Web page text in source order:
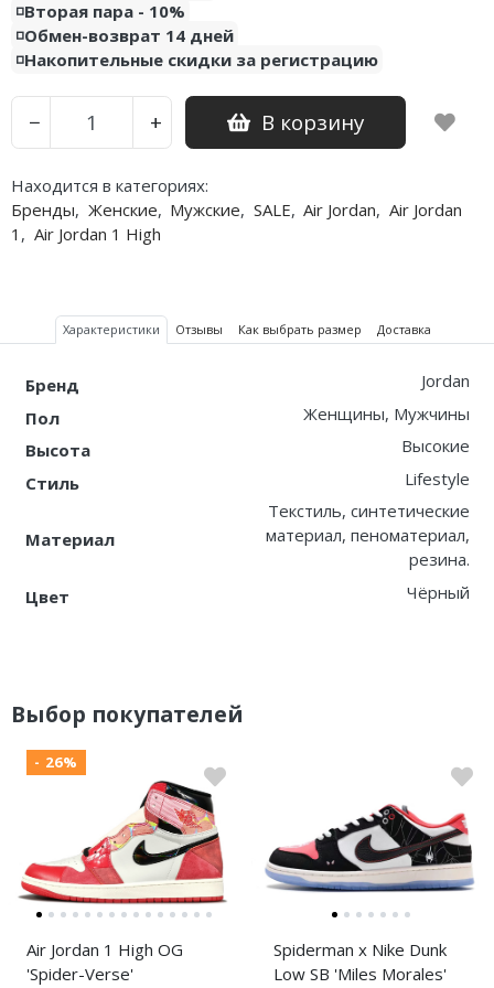
◽️Вторая пара - 10%
◽️Обмен-возврат 14 дней
◽️Накопительные скидки за регистрацию
− + В корзину
Находится в категориях:
Бренды, Женские, Мужские, SALE, Air Jordan, Air Jordan
1 , Air Jordan 1 High
Характеристики Отзывы Как выбрать размер Доставка
Бренд
Jordan
Пол
Женщины, Мужчины
Высота
Высокие
Стиль
Lifestyle
Материал
Текстиль, синтетические
материал, пеноматериал,
резина.
Цвет
Чёрный
Выбор покупателей
- 26%
Air Jordan 1 High OG
'Spider-Verse'
Spiderman x Nike Dunk
Low SB 'Miles Morales'
Nike PG
Nike Kobe
Nike Uptempo
Nike Foamposite